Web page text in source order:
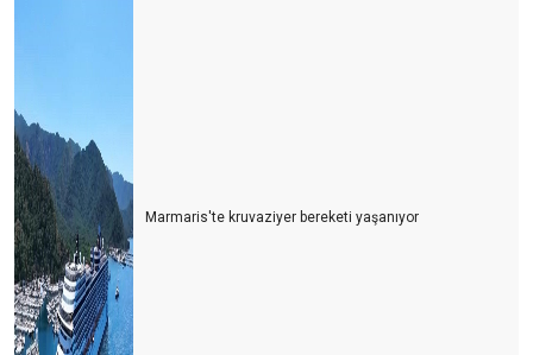
Marmaris'te kruvaziyer bereketi yaşanıyor